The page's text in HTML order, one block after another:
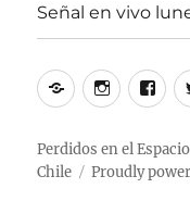
Señal en vivo
Podcasts
Perdidos
Perdidos en el
Chile
Proudly